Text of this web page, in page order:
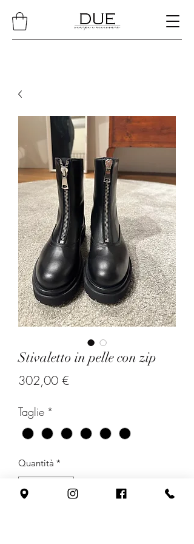
Stivaletto in pelle con zip
302,00 €Prezzo
Taglie *
Quantità *